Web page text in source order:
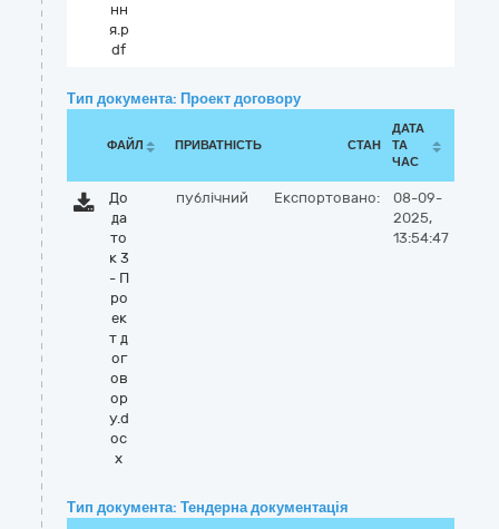
нн
я.p
df
Тип документа: Проект договору
ФАЙЛ ПРИВАТНІСТЬ СТАН
ДАТА
ТА
ЧАС
До
да
то
к 3
- П
ро
ек
т д
ог
ов
ор
у.d
oc
x
публічний Експортовано:
08-09-
2025,
13:54:47
Тип документа: Тендерна документація